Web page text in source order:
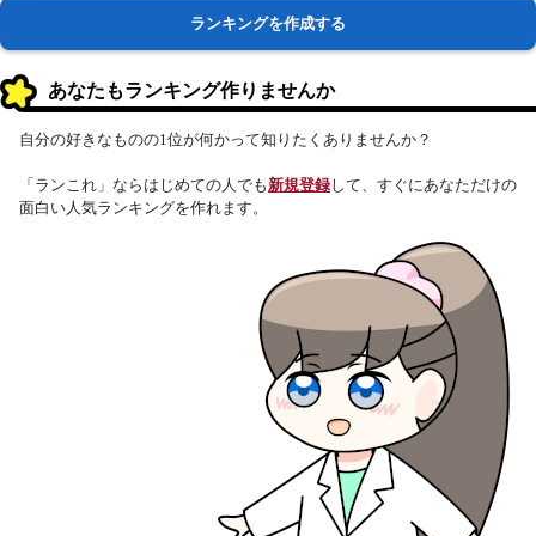
ランキングを作成する
あなたもランキング作りませんか
自分の好きなものの1位が何かって知りたくありませんか？
「ランこれ」ならはじめての人でも新規登録して、すぐにあなただけの
面白い人気ランキングを作れます。